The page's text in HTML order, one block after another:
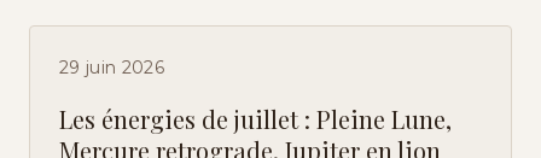
29 juin 2026
Les énergies de juillet : Pleine Lune,
Mercure retrograde, Jupiter en lion